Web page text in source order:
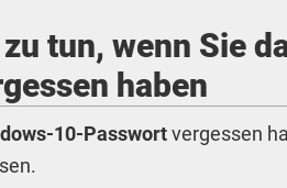
tun, wenn Sie
haben
10-Passwortvergessen